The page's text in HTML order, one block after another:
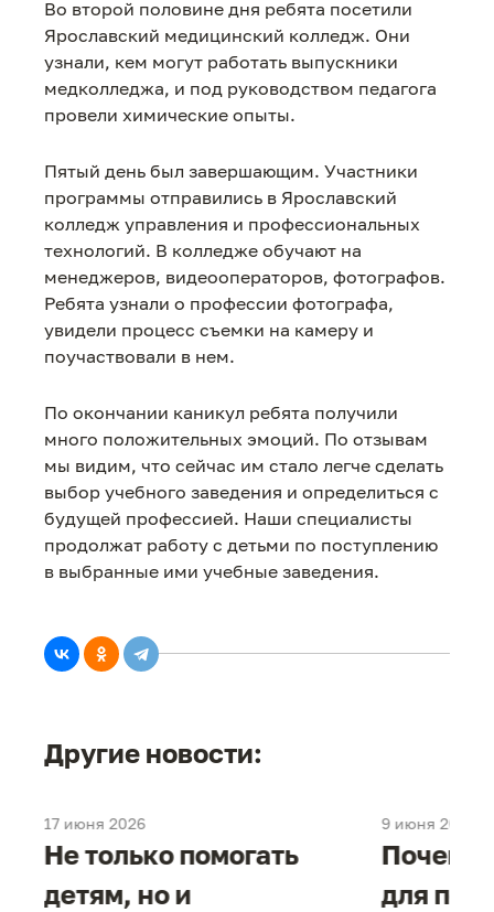
Во второй половине дня ребята посетили
Ярославский медицинский колледж. Они
узнали, кем могут работать выпускники
медколледжа​, и под руководством педагога
провели химические опыты.
Пятый день был завершающим. Участники
программы отправились в Ярославский
колледж управления и профессиональных
технологий. В колледже обучают на
менеджеров, видеооператоров, фотографов.
Ребята узнали о профессии фотографа,
увидели процесс съемки на камеру и
поучаствовали в нем.
По окончании каникул ребята получили
много положительных эмоций. По отзывам
мы видим, что сейчас им стало легче сделать
выбор учебного заведения и определиться с
будущей профессией. Наши специалисты
продолжат работу с детьми по поступлению
в выбранные ими учебные заведения.
Другие новости:
17 июня 2026
Не только помогать
детям, но и
9 июня 2026
Почему
для